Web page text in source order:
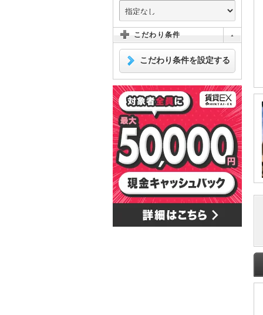
こだわり条件
こだわり条件を設定する